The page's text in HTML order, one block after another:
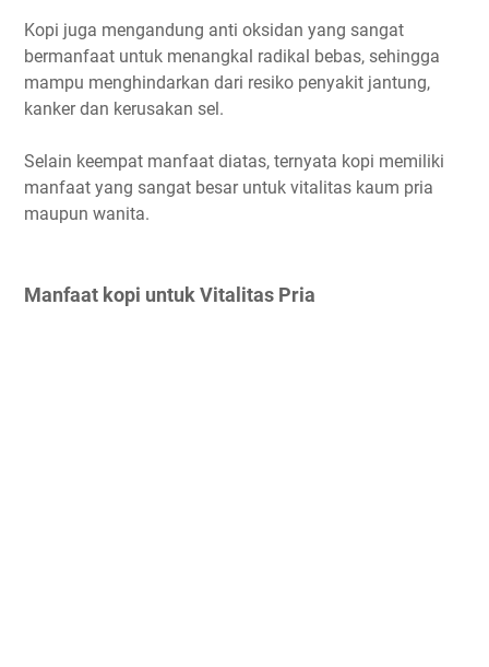
Kopi juga mengandung anti oksidan yang sangat
bermanfaat untuk menangkal radikal bebas, sehingga
mampu menghindarkan dari resiko penyakit jantung,
kanker dan kerusakan sel.
Selain keempat manfaat diatas, ternyata kopi memiliki
manfaat yang sangat besar untuk vitalitas kaum pria
maupun wanita.
Manfaat kopi untuk Vitalitas Pria